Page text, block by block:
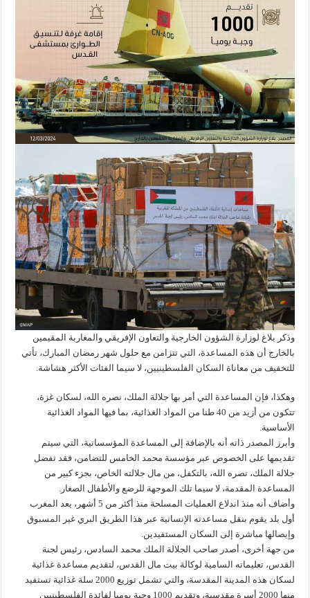
وذكر بلاغ لوزارة الشؤون الخارجية والتعاون الإفريقي والمغاربة المقيمين
بالخارج أن هذه المساعدة، التي تتزامن مع حلول شهر رمضان المبارك، تأتي
للتخفيف من معاناة السكان الفلسطينيين، لا سيما الفئات الأكثر هشاشة.
وهكذا، فإن المساعدة التي أمر بها جلالة الملك، نصره الله، لسكان غزة،
تتكون من أزيد من 40 طنا من المواد الغذائية، بما فيها المواد الغذائية
الأساسية.
وأبرز المصدر ذاته أنه بالإضافة إلى المساعدة المؤسساتية، التي سيتم
تقديمها على الخصوص عبر مؤسسة محمد الخامس للتضامن، فقد تفضل
جلالة الملك، نصره الله، بالتكفل، من مال جلالته الخاص، بجزء كبير من
المساعدة المقدمة، لا سيما تلك الموجهة للرضع والأطفال الصغار.
وأضاف أنه منذ اندلاع العمليات المسلحة منذ أكثر من 5 أشهر، يعد المغرب
أول بلد يقوم بنقل مساعدته الإنسانية عبر هذا الطريق البري غير المسبوق
وإيصالها مباشرة إلى السكان المستفيدين.
من جهة أخرى، أصدر صاحب الجلالة الملك محمد السادس، رئيس لجنة
القدس، تعليماته السامية لوكالة بيت مال القدس، لتقديم مساعدة غذائية
لسكان هذه المدينة المقدسة، والتي تشمل توزيع 2000 سلة غذائية تستفيد
منها 2000 أسرة مقدسية، وتقديم 1000 وجبة يوميا لفائدة الفلسطينيين